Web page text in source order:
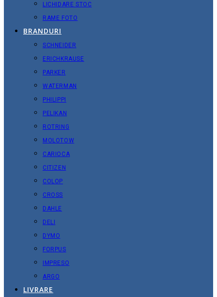
LICHIDARE STOC
RAME FOTO
BRANDURI
SCHNEIDER
ERICHKRAUSE
PARKER
WATERMAN
PHILIPPI
PELIKAN
ROTRING
MOLOTOW
CARIOCA
CITIZEN
COLOP
CROSS
DAHLE
DELI
DYMO
FORPUS
IMPRESO
ARGO
LIVRARE